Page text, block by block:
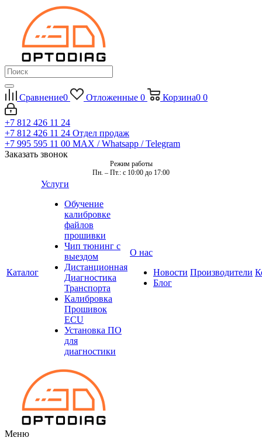
Сравнение0 Отложенные 0 Корзина0 0
+7 812 426 11 24
+7 812 426 11 24 Отдел продаж
+7 995 595 11 00 MAX / Whatsapp / Telegram
Заказать звонок
Режим работы
Пн. – Пт.: с 10:00 до 17:00
Каталог
Услуги
Обучение
калибровке
файлов
прошивки
Чип тюнинг с
выездом
Дистанционная
Диагностика
Транспорта
Калибровка
Прошивок
ECU
Установка ПО
для
диагностики
О нас
Новости
Блог
Производители
Меню